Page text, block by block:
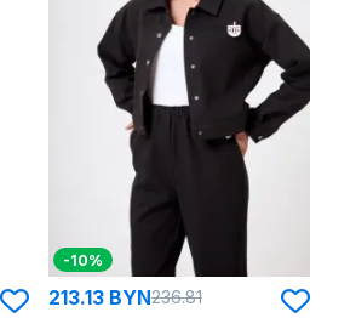
-10%
213.13 BYN236.81